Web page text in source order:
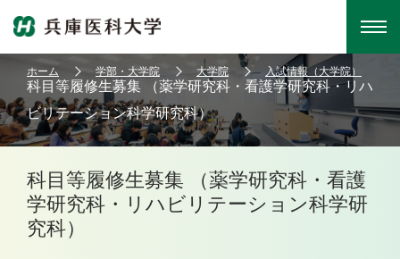
ホーム 学部・大学院 大学院 入試情報（大学院）
科目等履修生募集 （薬学研究科・看護学研究科・リハ
ビリテーション科学研究科）
科目等履修生募集 （薬学研究科・看護
学研究科・リハビリテーション科学研
究科）